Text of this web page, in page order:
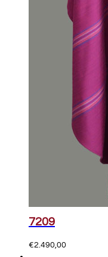
7209
€2.490,00